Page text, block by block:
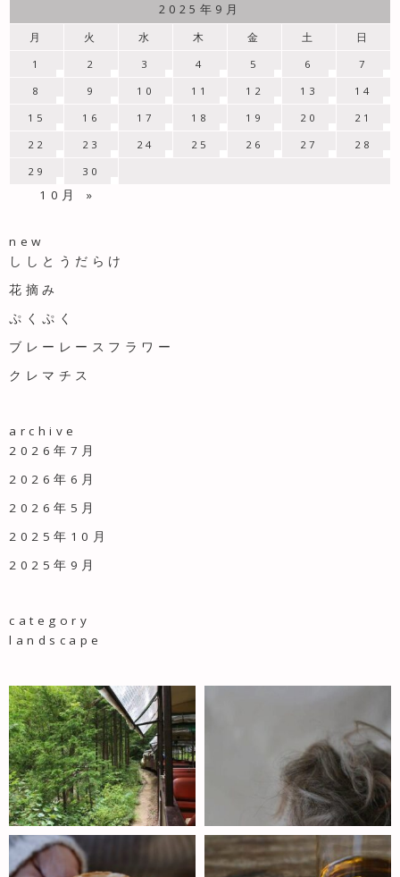
2025年9月
月 火 水 木 金 土 日
1 2 3 4 5 6
7
8
9 10 11 12 13
14
15
16 17 18 19 20
21
22
23 24 25 26 27
28
29
30
10月 »
new
ししとうだらけ
花摘み
ぷくぷく
ブレーレースフラワー
クレマチス
archive
2026年7月
2026年6月
2026年5月
2025年10月
2025年9月
category
landscape